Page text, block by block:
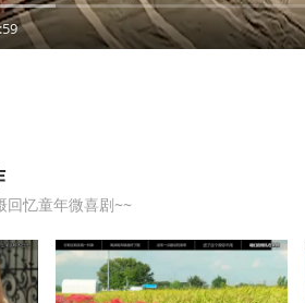
回忆童年微喜剧~~